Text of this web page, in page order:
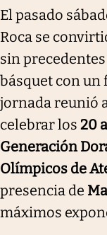
Argentina
El pasado
Roca se
sin
básquet con
jornada reunió
celebrar los 20
Generación
Olímpicos de
presencia de
máximos